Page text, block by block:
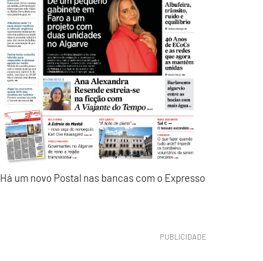
Há um novo Postal nas bancas com o Expresso